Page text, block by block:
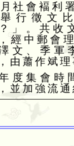
月社會褔利
行徵文
」。共收
經中郵會
文、季軍
由蕭作斌
度集會時
並加強流